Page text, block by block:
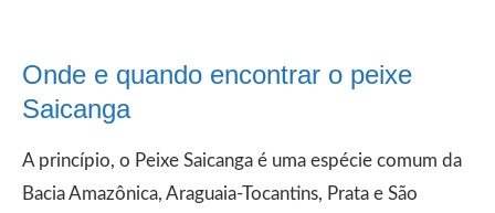
Onde e quando encontrar o peixe
Saicanga
A princípio, o Peixe Saicanga é uma espécie comum da
Bacia Amazônica, Araguaia-Tocantins, Prata e São